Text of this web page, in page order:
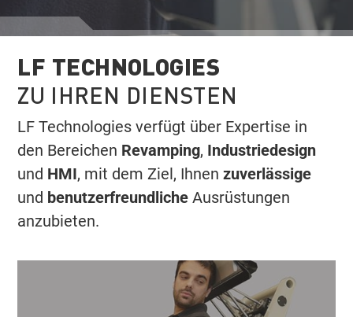
LF TECHNOLOGIES
ZU IHREN DIENSTEN
LF Technologies verfügt über Expertise in
den Bereichen Revamping, Industriedesign
und HMI, mit dem Ziel, Ihnenzuverlässige
und benutzerfreundlicheAusrüstungen
anzubieten.